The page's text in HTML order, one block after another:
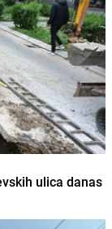
ulica danas